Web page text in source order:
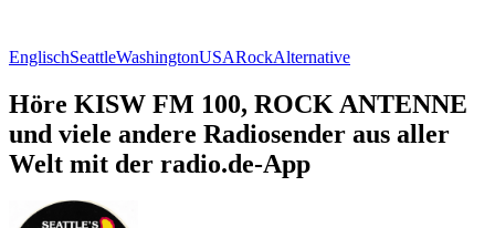
EnglischSeattleWashingtonUSARockAlternative
Höre KISW FM 100, ROCK ANTENNE
und viele andere Radiosender aus aller
Welt mit der radio.de-App